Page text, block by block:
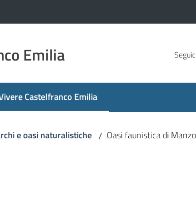
Emilia
Castelfranco Emilia
Menu selezionato
e oasi naturalistiche / Oasi faunistica di